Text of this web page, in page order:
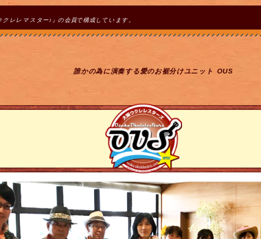
レレマスター♪』の会員で構成しています。
誰かの為に演奏する愛のお裾分けユニット OUS